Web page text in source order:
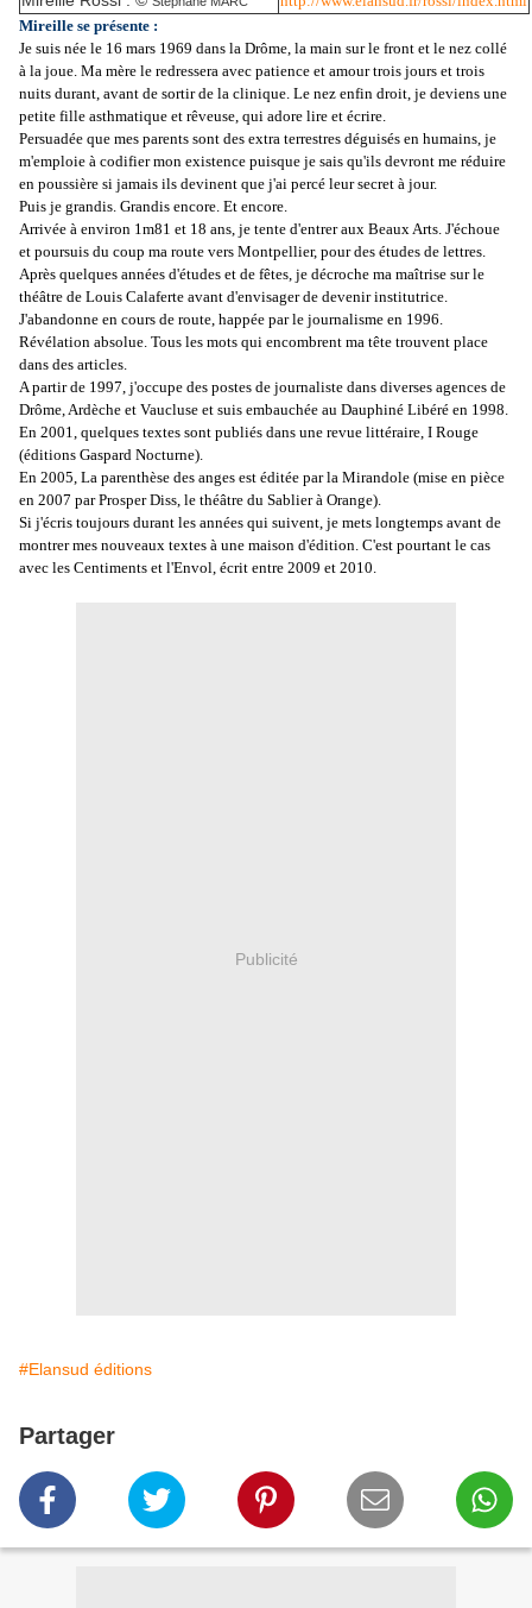
Mireille se présente :
Je suis née le 16 mars 1969 dans la Drôme, la main sur le front et le nez collé
à la joue. Ma mère le redressera avec patience et amour trois jours et trois
nuits durant, avant de sortir de la clinique. Le nez enfin droit, je deviens une
petite fille asthmatique et rêveuse, qui adore lire et écrire.
Persuadée que mes parents sont des extra terrestres déguisés en humains, je
m'emploie à codifier mon existence puisque je sais qu'ils devront me réduire
en poussière si jamais ils devinent que j'ai percé leur secret à jour.
Puis je grandis. Grandis encore. Et encore.
Arrivée à environ 1m81 et 18 ans, je tente d'entrer aux Beaux Arts. J'échoue
et poursuis du coup ma route vers Montpellier, pour des études de lettres.
Après quelques années d'études et de fêtes, je décroche ma maîtrise sur le
théâtre de Louis Calaferte avant d'envisager de devenir institutrice.
J'abandonne en cours de route, happée par le journalisme en 1996.
Révélation absolue. Tous les mots qui encombrent ma tête trouvent place
dans des articles.
A partir de 1997, j'occupe des postes de journaliste dans diverses agences de
Drôme, Ardèche et Vaucluse et suis embauchée au Dauphiné Libéré en 1998.
En 2001, quelques textes sont publiés dans une revue littéraire, I Rouge
(éditions Gaspard Nocturne).
En 2005, La parenthèse des anges est éditée par la Mirandole (mise en pièce
en 2007 par Prosper Diss, le théâtre du Sablier à Orange).
Si j'écris toujours durant les années qui suivent, je mets longtemps avant de
montrer mes nouveaux textes à une maison d'édition. C'est pourtant le cas
avec les Centiments et l'Envol, écrit entre 2009 et 2010.
Publicité
#Elansud éditions
Partager